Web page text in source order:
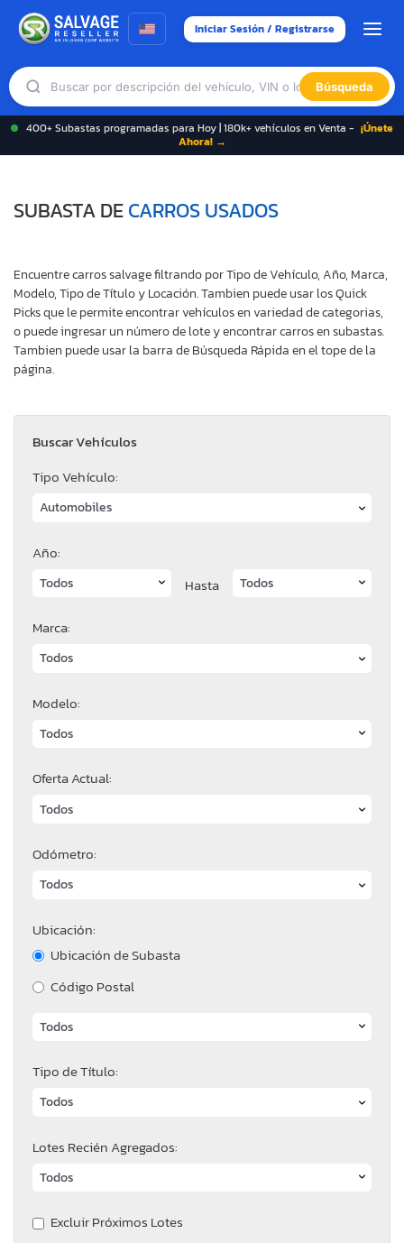
Iniciar Sesión / Registrarse
Búsqueda
400+ Subastas programadas para Hoy | 180k+ vehículos en Venta - ¡Únete
Ahora! →
SUBASTA DECARROS USADOS
Encuentre carros salvage filtrando por Tipo de Vehículo, Año, Marca,
Modelo, Tipo de Título y Locación. Tambien puede usar los Quick
Picks que le permite encontrar vehículos en variedad de categorias,
o puede ingresar un número de lote y encontrar carros en subastas.
Tambien puede usar la barra de Búsqueda Rápida en el tope de la
página.
Buscar Vehículos
Tipo Vehículo:
Año:
Hasta
Marca:
Modelo:
Oferta Actual:
Odómetro:
Ubicación:
Ubicación de Subasta
Código Postal
Tipo de Título:
Lotes Recién Agregados:
Excluir Próximos Lotes